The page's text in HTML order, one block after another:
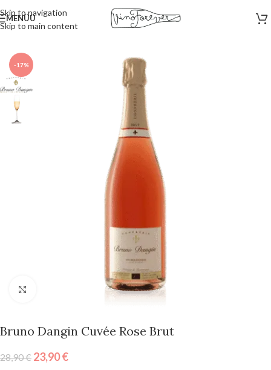
Skip to navigation
Skip to main content
MENÜÜ
Esileht /Vahuveinid
-17%
Vajuta suurendamiseks
Bruno Dangin Cuvée Rose Brut
28,90€ 23,90€